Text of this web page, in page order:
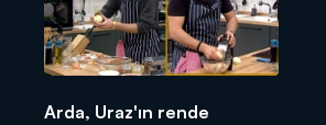
Arda, Uraz'ın rende